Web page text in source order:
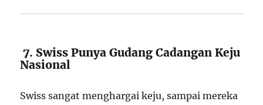
7. Swiss Punya Gudang Cadangan Keju
Nasional
Swiss sangat menghargai keju, sampai mereka